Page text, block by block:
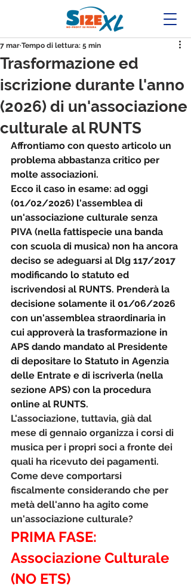
Trasformazione ed
iscrizione durante l'anno
(2026) di un'associazione
culturale al RUNTS
7 mar Tempo di lettura: 5 min
Affrontiamo con questo articolo un
problema abbastanza critico per
molte associazioni.
Ecco il caso in esame: ad oggi
(01/02/2026) l'assemblea di
un'associazione culturale senza
PIVA (nella fattispecie una banda
con scuola di musica) non ha ancora
deciso se adeguarsi al Dlg 117/2017
modificando lo statuto ed
iscrivendosi al RUNTS. Prenderà la
decisione solamente il 01/06/2026
con un'assemblea straordinaria in
cui approverà la trasformazione in
APS dando mandato al Presidente
di depositare lo Statuto in Agenzia
delle Entrate e di iscriverla (nella
sezione APS) con la procedura
online al RUNTS.
L'associazione, tuttavia, già dal
mese di gennaio organizza i corsi di
musica per i propri soci a fronte dei
quali ha ricevuto dei pagamenti.
Come deve comportarsi
fiscalmente considerando che per
metà dell'anno ha agito come
un'associazione culturale?
PRIMA FASE:
Associazione Culturale
(NO ETS)